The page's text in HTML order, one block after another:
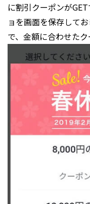
に割引クーポンが
ョを画面を保存して
で、金額に合わせた